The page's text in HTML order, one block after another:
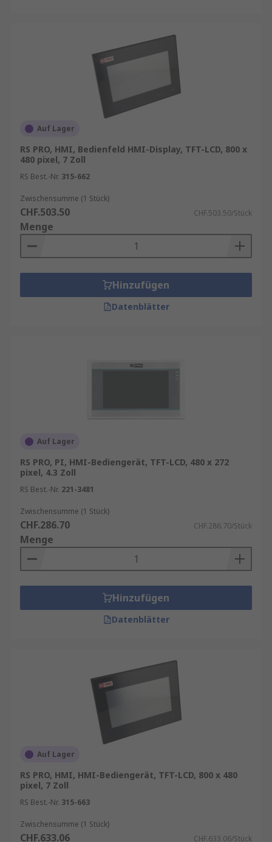
Auf Lager
RS PRO, HMI, Bedienfeld HMI-Display, TFT-LCD, 800 x
480 pixel, 7 Zoll
RS Best.-Nr. 315-662
Zwischensumme (1 Stück)
CHF.503.50 CHF.503.50/Stück
Menge
Hinzufügen
Datenblätter
Auf Lager
RS PRO, PI, HMI-Bediengerät, TFT-LCD, 480 x 272
pixel, 4.3 Zoll
RS Best.-Nr. 221-3481
Zwischensumme (1 Stück)
CHF.286.70 CHF.286.70/Stück
Menge
Hinzufügen
Datenblätter
Auf Lager
RS PRO, HMI, HMI-Bediengerät, TFT-LCD, 800 x 480
pixel, 7 Zoll
RS Best.-Nr. 315-663
Zwischensumme (1 Stück)
CHF.633.06 CHF.633.06/Stück